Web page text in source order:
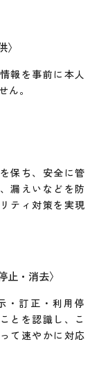
報を事前に本人
ん。
保ち、安全に管
漏えいなどを防
ティ対策を実現
止・消去
・訂正・利用停
とを認識し、こ
て速やかに対応